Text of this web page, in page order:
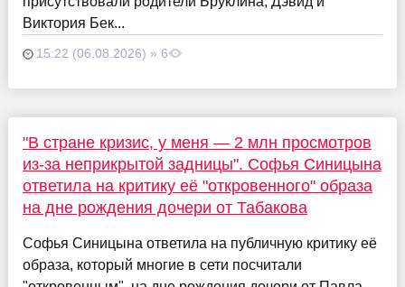
Виктория Бек...
15:22 (06.08.2026) » 6
"В стране кризис, у меня — 2 млн просмотров
из-за неприкрытой задницы". Софья Синицына
ответила на критику её "откровенного" образа
на дне рождения дочери от Табакова
Софья Синицына ответила на публичную критику её
образа, который многие в сети посчитали